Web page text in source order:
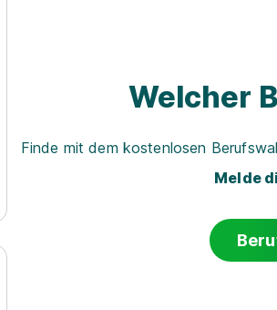
Welcher
Finde mit dem kostenlosen
Melde